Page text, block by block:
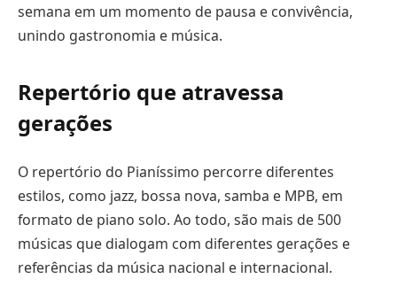
semana em um momento de pausa e convivência,
unindo gastronomia e música.
Repertório que atravessa
gerações
O repertório do Pianíssimo percorre diferentes
estilos, como jazz, bossa nova, samba e MPB, em
formato de piano solo. Ao todo, são mais de 500
músicas que dialogam com diferentes gerações e
referências da música nacional e internacional.